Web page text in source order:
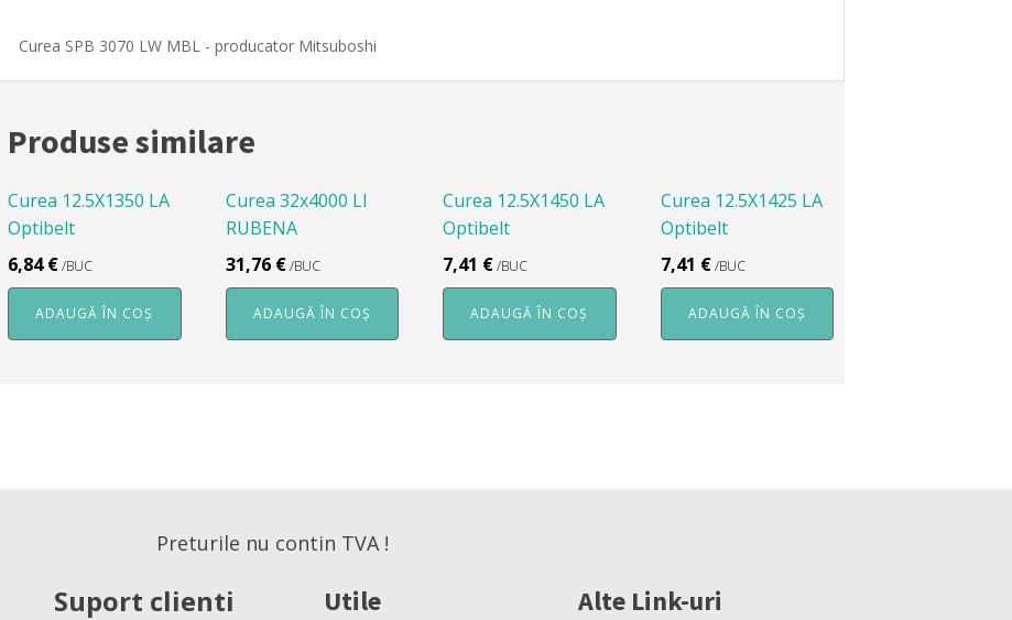
Curea SPB 3070 LW MBL - producator Mitsuboshi
Produse similare
Curea 12.5X1350 LA
Optibelt
6,84€/BUC
ADAUGĂ ÎN COȘ
Curea 32x4000 LI
RUBENA
31,76 €/BUC
ADAUGĂ ÎN COȘ
Curea 12.5X1450 LA
Optibelt
7,41 €/BUC
ADAUGĂ ÎN COȘ
Curea 12.5X1425 LA
Optibelt
7,41 €/BUC
ADAUGĂ ÎN COȘ
Preturile nu contin TVA !
Suport clienti Utile Alte Link-uri